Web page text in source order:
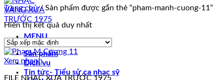
MENU
Sản phẩm
Dịch vụ
Tin tức- Tiểu sử ca nhạc sỹ
Trang chủ /Sản phẩm được gắn thẻ “pham-manh-cuong-11”
Hiển thị kết quả duy nhất
Xem nhanh
FILE NHẠC XƯA TRƯỚC 1975